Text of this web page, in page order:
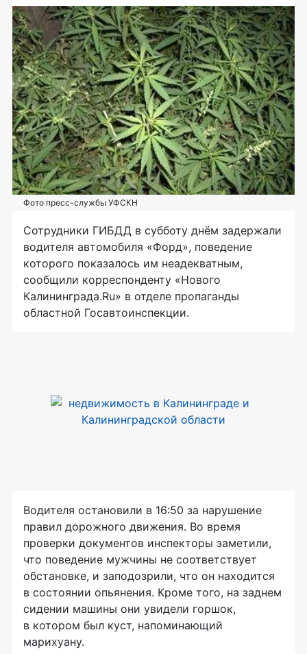
Фото пресс-службы УФСКН
Сотрудники ГИБДД в субботу днём задержали
водителя автомобиля «Форд», поведение
которого показалось им неадекватным,
сообщили корреспонденту «Нового
Калининграда.Ru» в отделе пропаганды
областной Госавтоинспекции.
Водителя остановили в 16:50 за нарушение
правил дорожного движения. Во время
проверки документов инспекторы заметили,
что поведение мужчины не соответствует
обстановке, и заподозрили, что он находится
в состоянии опьянения. Кроме того, на заднем
сидении машины они увидели горшок,
в котором был куст, напоминающий
марихуану.